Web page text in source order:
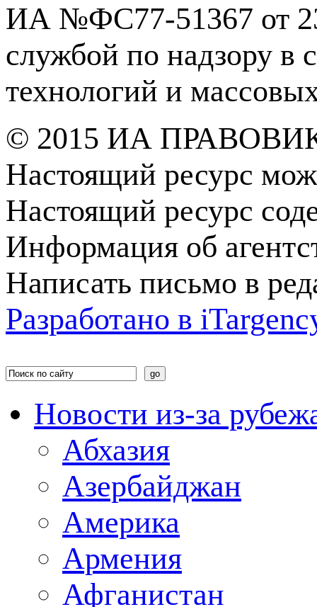
ИА №ФС77-51367 от 23
службой по надзору в
технологий и
© 2015 ИА
Настоящий ресурс
Настоящий ресурс
Информация об
Написать письмо в
Разработано в i
Новости из-за
Абхазия
Азербайджан
Америка
Армения
Афганистан